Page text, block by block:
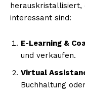
herauskristallisiert,
interessant sind:
E-Learning &
und verkaufen.
Virtual
Buchhaltung